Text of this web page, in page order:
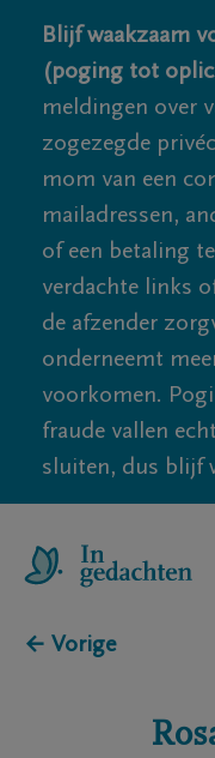
Blijf waakzaam
(poging tot
meldingen over
zogezegde
mom van een
mailadressen,
of een betaling
verdachte links
de afzender
onderneemt
voorkomen.
fraude vallen
sluiten, dus blijf
← Vorige